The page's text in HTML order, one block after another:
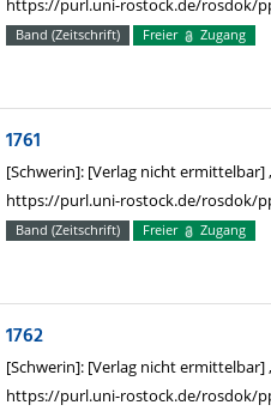
https://purl.uni-rostock.de/rosdok/
Band (Zeitschrift) Freier Zugang
1761
[Schwerin]: [Verlag nicht ermittelbar]
https://purl.uni-rostock.de/rosdok/
Band (Zeitschrift) Freier Zugang
1762
[Schwerin]: [Verlag nicht ermittelbar]
https://purl.uni-rostock.de/rosdok/